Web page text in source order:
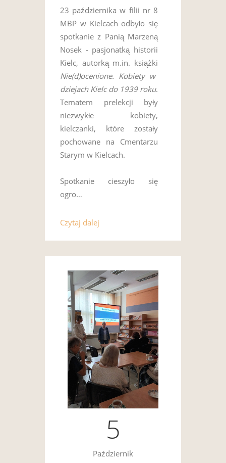
23 października w filii nr 8
MBP w Kielcach odbyło się
spotkanie z Panią Marzeną
Nosek - pasjonatką historii
Kielc, autorką m.in. książki
Nie(d)ocenione. Kobiety w
dziejach Kielc do 1939 roku.
Tematem prelekcji były
niezwykłe kobiety,
kielczanki, które zostały
pochowane na Cmentarzu
Starym w Kielcach.
Spotkanie cieszyło się
ogro…
Czytaj dalej
5
Październik